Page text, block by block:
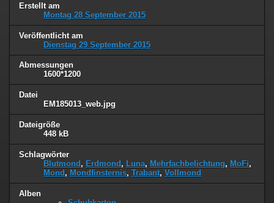
Erstellt am
Montag 28 September 2015
Veröffentlicht am
Dienstag 29 September 2015
Abmessungen
1600*1200
Datei
EM185013_web.jpg
Dateigröße
448 kB
Schlagwörter
Blutmond , Erdmond , Luna, Mehrfachbelichtung, MoFi,
Mond , Mondfinsternis, Trabant, Vollmond
Alben